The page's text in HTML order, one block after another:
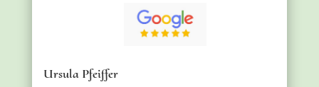
Ursula Pfeiffer